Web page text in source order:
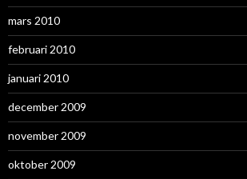
mars 2010
februari 2010
januari 2010
december 2009
november 2009
oktober 2009